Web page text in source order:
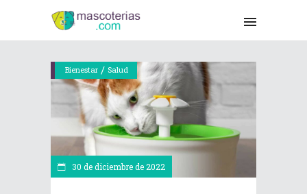
Bienestar / Salud
30 de diciembre de 2022